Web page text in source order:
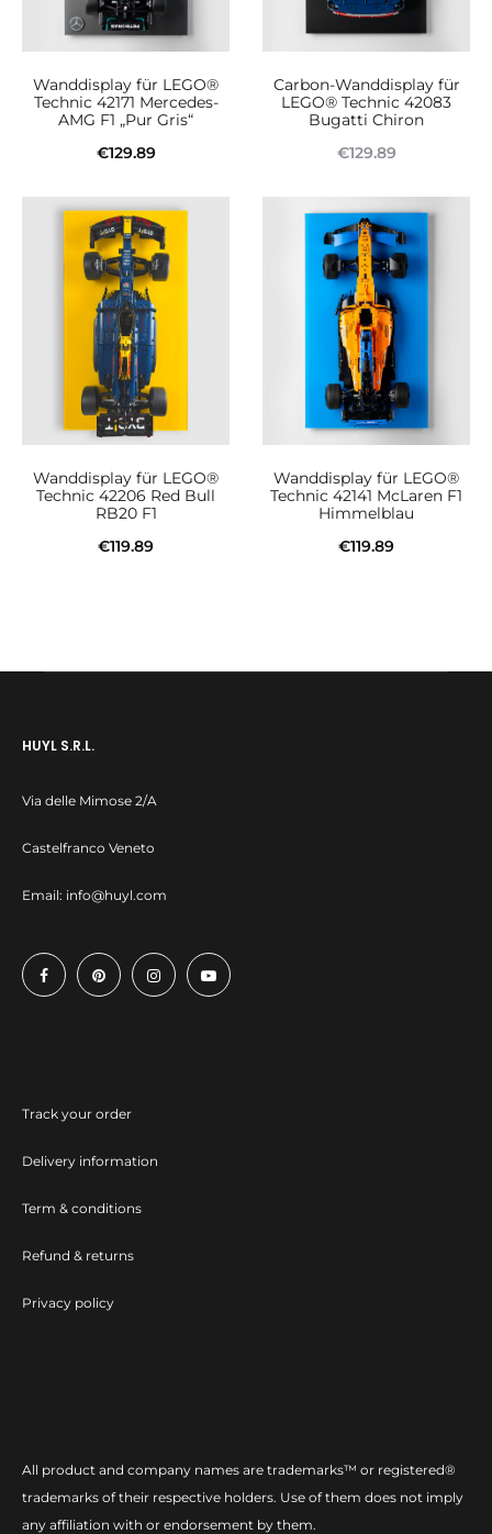
Wanddisplay für LEGO®
Technic 42171 Mercedes-
AMG F1 „Pur Gris“
€129.89
Carbon-Wanddisplay für
LEGO® Technic 42083
Bugatti Chiron
€129.89
Wanddisplay für LEGO®
Technic 42206 Red Bull
RB20 F1
€119.89
Wanddisplay für LEGO®
Technic 42141 McLaren F1
Himmelblau
€119.89
HUYL S.R.L.
Via delle Mimose 2/A
Castelfranco Veneto
Email: info@huyl.com
Track your order
Delivery information
Term & conditions
Refund & returns
Privacy policy
All product and company names are trademarks™ or registered®
trademarks of their respective holders. Use of them does not imply
any affiliation with or endorsement by them.